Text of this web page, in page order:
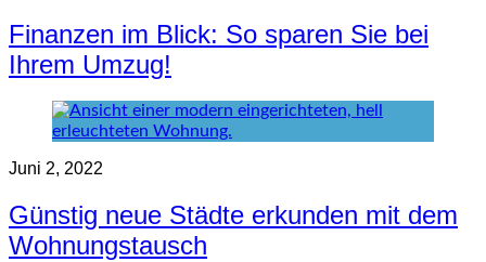
Finanzen im Blick: So sparen Sie bei
Ihrem Umzug!
Juni 2, 2022
Günstig neue Städte erkunden mit dem
Wohnungstausch